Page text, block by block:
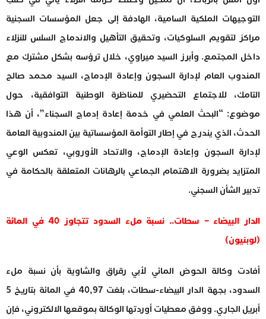
التوجيهات الملكية السامية، الهادفة إلى جعل المؤسسات السجنية
مراكز لتقويم السلوكيات، وتحقيق التأهيل والاندماج السلس للنزلاء
داخل المجتمع. وأبرز السيد ميراوي، خلال ترؤسه بشكل مشترك مع
المندوب العام لإدارة السجون وإعادة الإدماج، السيد محمد صالح
التامك، للاجتماع التحضيري للمناظرة الوطنية التوافقية، حول
موضوع: “البحث العلمي في خدمة إعادة إدماج السجناء”، أن هذا
الحدث، الذي يندرج في إطار التوأمة المؤسساتية بين المندوبية العامة
لإدارة السجون وإعادة الإدماج، والاتحاد الأوروبي، تعكس الوعي
المتزايد بضرورة الاهتمام الجماعي بالرهانات المتعلقة بالحكامة في
تدبير الشأن السجني.
الدار البيضاء – سطات.. نسبة ملء السدود تتجاوز 40 في المائة
(لوبنيون)
أفادت وكالة الحوض المائي لأبي رقراق والشاوية بأن نسبة ملء
السدود، بجهة الدار البيضاء-سطات، بلغت 40,97 في المائة بتاريخ 5
أبريل الجاري. ووفق معطيات أوردتها الوكالة بموقعها الالكتروني، فإن